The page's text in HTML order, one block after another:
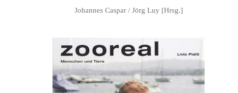
Johannes Caspar / Jörg Luy [Hrsg.]